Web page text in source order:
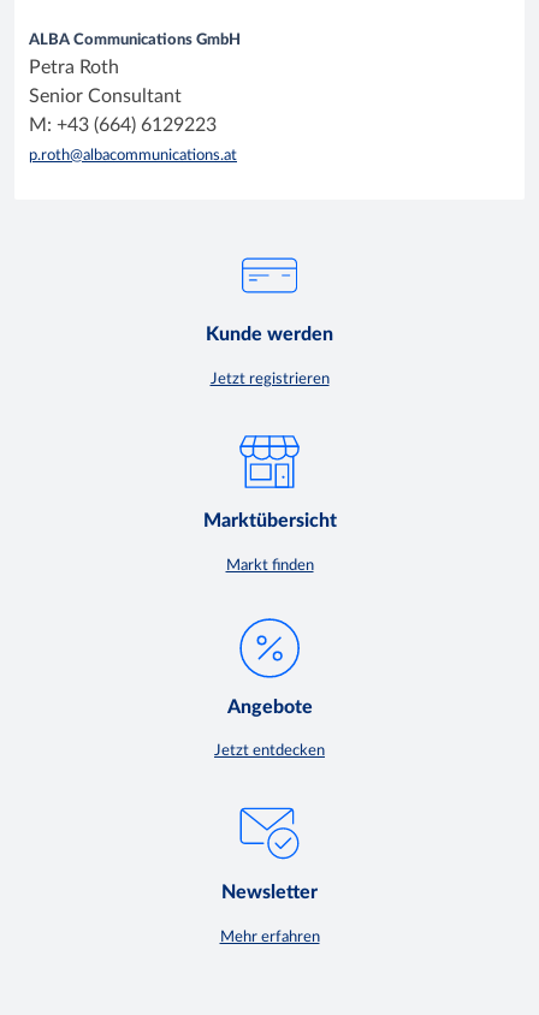
ALBA Communications GmbH
Petra Roth
Senior Consultant
M: +43 (664) 6129223
p.roth@albacommunications.at
Kunde werden
Jetzt registrieren
Marktübersicht
Markt finden
Angebote
Jetzt entdecken
Newsletter
Mehr erfahren